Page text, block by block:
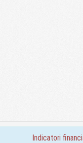
indicatori